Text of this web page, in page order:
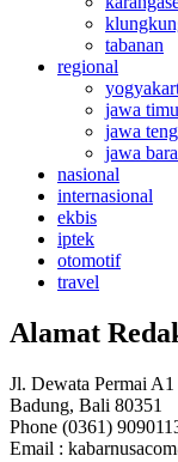
tabanan
regional
jawa
jawa
jawa
nasional
internasional
ekbis
iptek
otomotif
travel
Alamat
Jl. Dewata Permai
Badung, Bali 80351
Phone (0361)
Email :